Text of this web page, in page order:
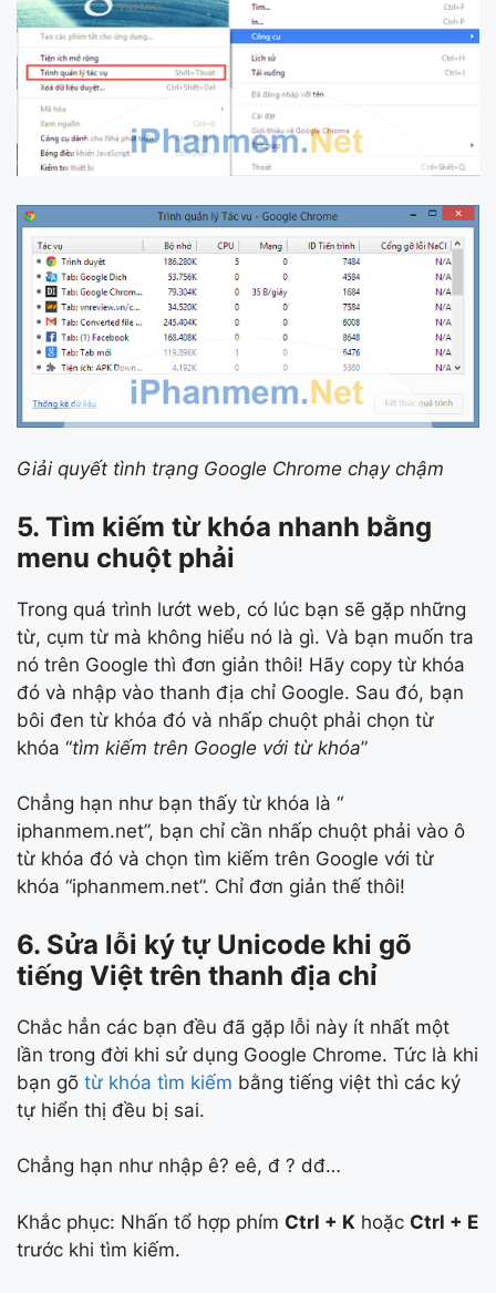
Giải quyết tình trạng Google Chrome chạy chậm
5. Tìm kiếm từ khóa nhanh bằng
menu chuột phải
Trong quá trình lướt web, có lúc bạn sẽ gặp những
từ, cụm từ mà không hiểu nó là gì. Và bạn muốn tra
nó trên Google thì đơn giản thôi! Hãy copy từ khóa
đó và nhập vào thanh địa chỉ Google. Sau đó, bạn
bôi đen từ khóa đó và nhấp chuột phải chọn từ
khóa “tìm kiếm trên Google với từ khóa”
Chẳng hạn như bạn thấy từ khóa là “
iphanmem.net”, bạn chỉ cần nhấp chuột phải vào ô
từ khóa đó và chọn tìm kiếm trên Google với từ
khóa “iphanmem.net”. Chỉ đơn giản thế thôi!
6. Sửa lỗi ký tự Unicode khi gõ
tiếng Việt trên thanh địa chỉ
Chắc hẳn các bạn đều đã gặp lỗi này ít nhất một
lần trong đời khi sử dụng Google Chrome. Tức là khi
bạn gõ từ khóa tìm kiếm bằng tiếng việt thì các ký
tự hiển thị đều bị sai.
Chẳng hạn như nhập ê? eê, đ ? dđ…
Khắc phục: Nhấn tổ hợp phím Ctrl + K hoặc Ctrl + E
trước khi tìm kiếm.